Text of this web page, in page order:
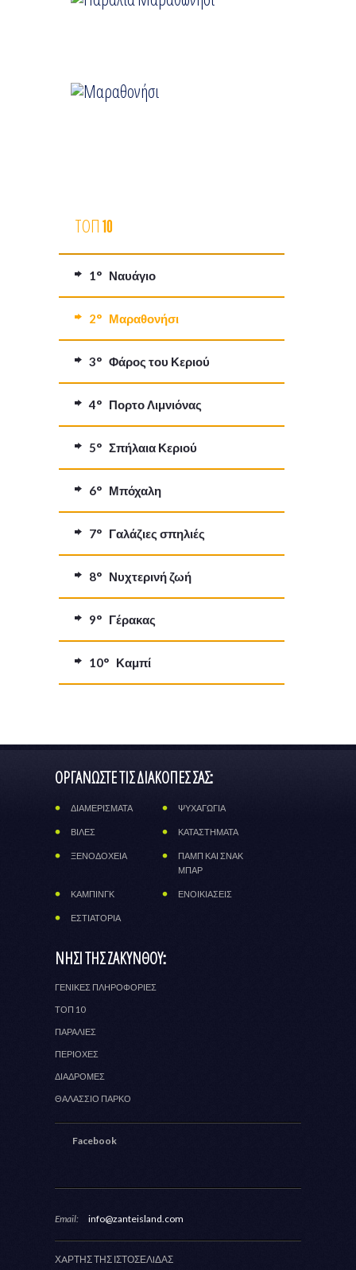
ΤΟΠ 10
1° Ναυάγιο
2° Μαραθονήσι
3° Φάρος του Κεριού
4° Πορτο Λιμνιόνας
5° Σπήλαια Κεριού
6° Μπόχαλη
7° Γαλάζιες σπηλιές
8° Νυχτερινή ζωή
9° Γέρακας
10° Καμπί
ΟΡΓΑΝΩΣΤΕ ΤΙΣ ΔΙΑΚΟΠΕΣ ΣΑΣ:
ΔΙΑΜΕΡΙΣΜΑΤΑ ΨΥΧΑΓΩΓΙΑ
ΒΙΛΕΣ ΚΑΤΑΣΤΗΜΑΤΑ
ΞΕΝΟΔΟΧΕΙΑ
ΠΑΜΠ ΚΑΙ ΣΝΑΚ
ΜΠΑΡ
ΚΑΜΠΙΝΓΚ ΕΝΟΙΚΙΑΣΕΙΣ
ΕΣΤΙΑΤΟΡΙΑ
ΝΗΣΙ ΤΗΣ ΖΑΚΥΝΘΟΥ:
ΓΕΝΙΚΕΣ ΠΛΗΡΟΦΟΡΙΕΣ
ΤΟΠ 10
ΠΑΡΑΛΙΕΣ
ΠΕΡΙΟΧΕΣ
ΔΙΑΔΡΟΜΕΣ
ΘΑΛΑΣΣΙΟ ΠΑΡΚΟ
Facebook
Email: info@zanteisland.com
ΧAΡΤΗΣ ΤΗΣ ΙΣΤΟΣΕΛIΔΑΣ